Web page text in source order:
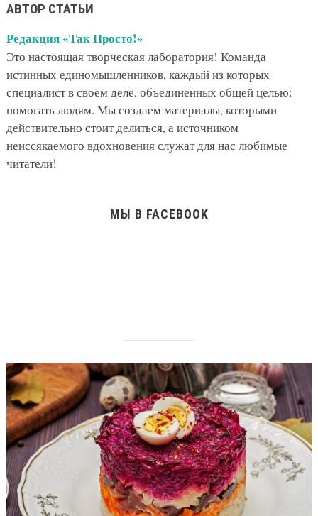
АВТОР СТАТЬИ
Редакция «Так Просто!»
Это настоящая творческая лаборатория! Команда
истинных единомышленников, каждый из которых
специалист в своем деле, объединенных общей целью:
помогать людям. Мы создаем материалы, которыми
действительно стоит делиться, а источником
неиссякаемого вдохновения служат для нас любимые
читатели!
МЫ В FACEBOOK